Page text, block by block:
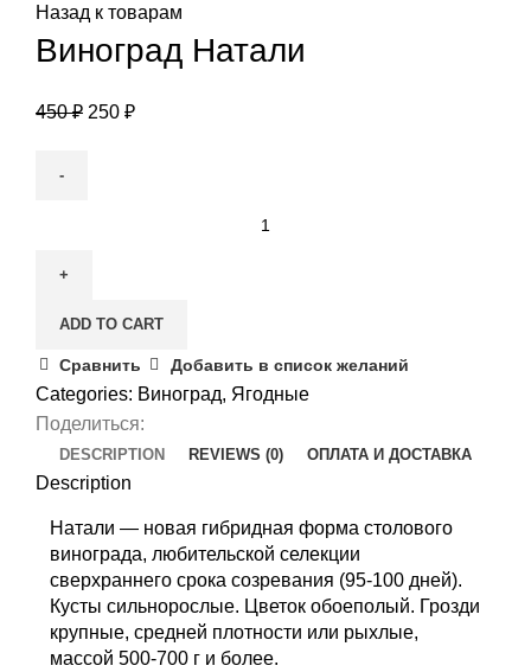
Назад к товарам
Виноград Натали
450₽ 250 ₽
quantity
ADD TO CART
Сравнить Добавить в список желаний
Categories: Виноград, Ягодные
Поделиться:
DESCRIPTION REVIEWS (0) ОПЛАТА И ДОСТАВКА
Description
Натали — новая гибридная форма столового
винограда, любительской селекции
сверхраннего срока созревания (95-100 дней).
Кусты сильнорослые. Цветок обоеполый. Грозди
крупные, средней плотности или рыхлые,
массой 500-700 г и более.